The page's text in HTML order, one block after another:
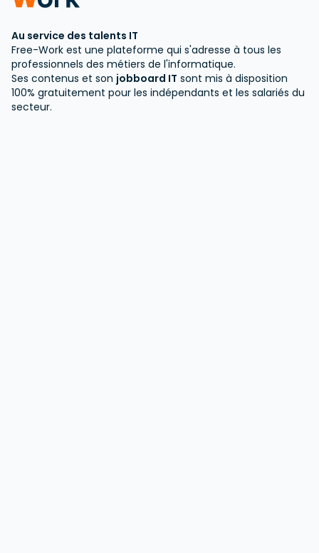
Au service des talents IT
Free-Work est une plateforme qui s'adresse à tous les
professionnels des métiers de l'informatique.
Ses contenus et son jobboard IT sont mis à disposition
100% gratuitement pour les indépendants et les salariés du
secteur.